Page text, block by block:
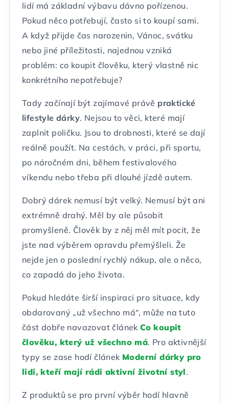
lidí má základní výbavu dávno pořízenou.
Pokud něco potřebují, často si to koupí sami.
A když přijde čas narozenin, Vánoc, svátku
nebo jiné příležitosti, najednou vzniká
problém: co koupit člověku, který vlastně nic
konkrétního nepotřebuje?
Tady začínají být zajímavé právě praktické
lifestyle dárky. Nejsou to věci, které mají
zaplnit poličku. Jsou to drobnosti, které se dají
reálně použít. Na cestách, v práci, při sportu,
po náročném dni, během festivalového
víkendu nebo třeba při dlouhé jízdě autem.
Dobrý dárek nemusí být velký. Nemusí být ani
extrémně drahý. Měl by ale působit
promyšleně. Člověk by z něj měl mít pocit, že
jste nad výběrem opravdu přemýšleli. Že
nejde jen o poslední rychlý nákup, ale o něco,
co zapadá do jeho života.
Pokud hledáte širší inspiraci pro situace, kdy
obdarovaný „už všechno má“, může na tuto
část dobře navazovat článekCo koupit
člověku, který už všechno má. Pro aktivnější
typy se zase hodí článek Moderní dárky pro
lidi, kteří mají rádi aktivní životní styl.
Z produktů se pro první výběr hodí hlavně